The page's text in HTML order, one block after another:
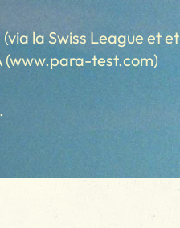
la Swiss League et et
(www.para-test.com)